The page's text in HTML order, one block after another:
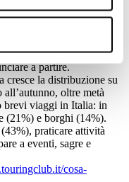
(38%).
(8,6 su 10),
dei prezzi. Per
– che diventa 56% tra gli
a partire.
cresce la distribuzione su
oltre metà
brevi viaggi in Italia: in
(21%) e borghi (14%).
praticare attività
a eventi, sagre e
cosa-